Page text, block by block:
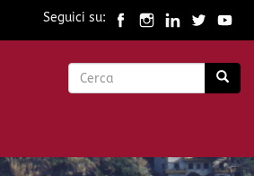
Seguici su:
Form